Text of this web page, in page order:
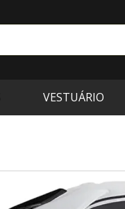
VESTUÁRIO